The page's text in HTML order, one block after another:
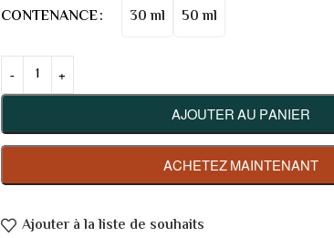
CONTENANCE 30 ml 50 ml
AJOUTER AU PANIER
ACHETEZ MAINTENANT
Ajouter à la liste de souhaits